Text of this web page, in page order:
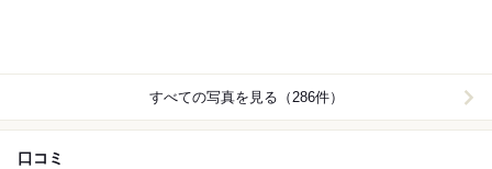
すべての写真を見る（286件）
口コミ